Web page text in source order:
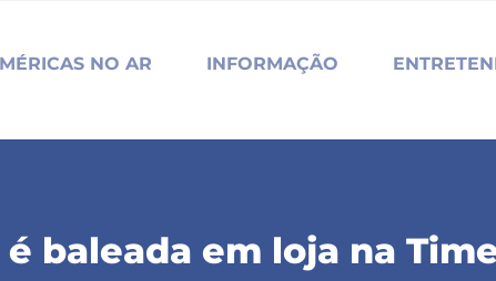
NO AR INFORMAÇÃO
baleada em loja na